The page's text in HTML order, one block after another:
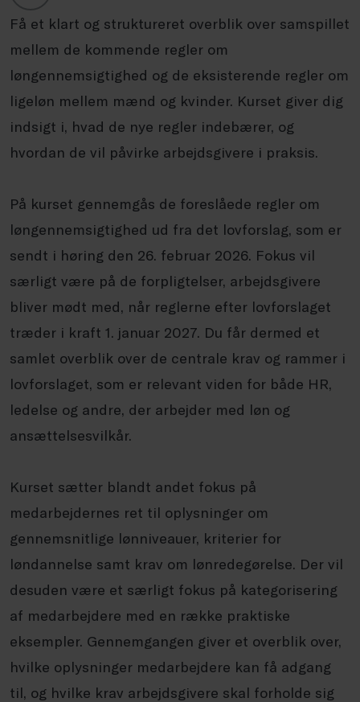
Få et klart og struktureret overblik over samspillet
mellem de kommende regler om
løngennemsigtighed og de eksisterende regler om
ligeløn mellem mænd og kvinder. Kurset giver dig
indsigt i, hvad de nye regler indebærer, og
hvordan de vil påvirke arbejdsgivere i praksis.
På kurset gennemgås de foreslåede regler om
løngennemsigtighed ud fra det lovforslag, som er
sendt i høring den 26. februar 2026. Fokus vil
særligt være på de forpligtelser, arbejdsgivere
bliver mødt med, når reglerne efter lovforslaget
træder i kraft 1. januar 2027. Du får dermed et
samlet overblik over de centrale krav og rammer i
lovforslaget, som er relevant viden for både HR,
ledelse og andre, der arbejder med løn og
ansættelsesvilkår.
Kurset sætter blandt andet fokus på
medarbejdernes ret til oplysninger om
gennemsnitlige lønniveauer, kriterier for
løndannelse samt krav om lønredegørelse. Der vil
desuden være et særligt fokus på kategorisering
af medarbejdere med en række praktiske
eksempler. Gennemgangen giver et overblik over,
hvilke oplysninger medarbejdere kan få adgang
til, og hvilke krav arbejdsgivere skal forholde sig